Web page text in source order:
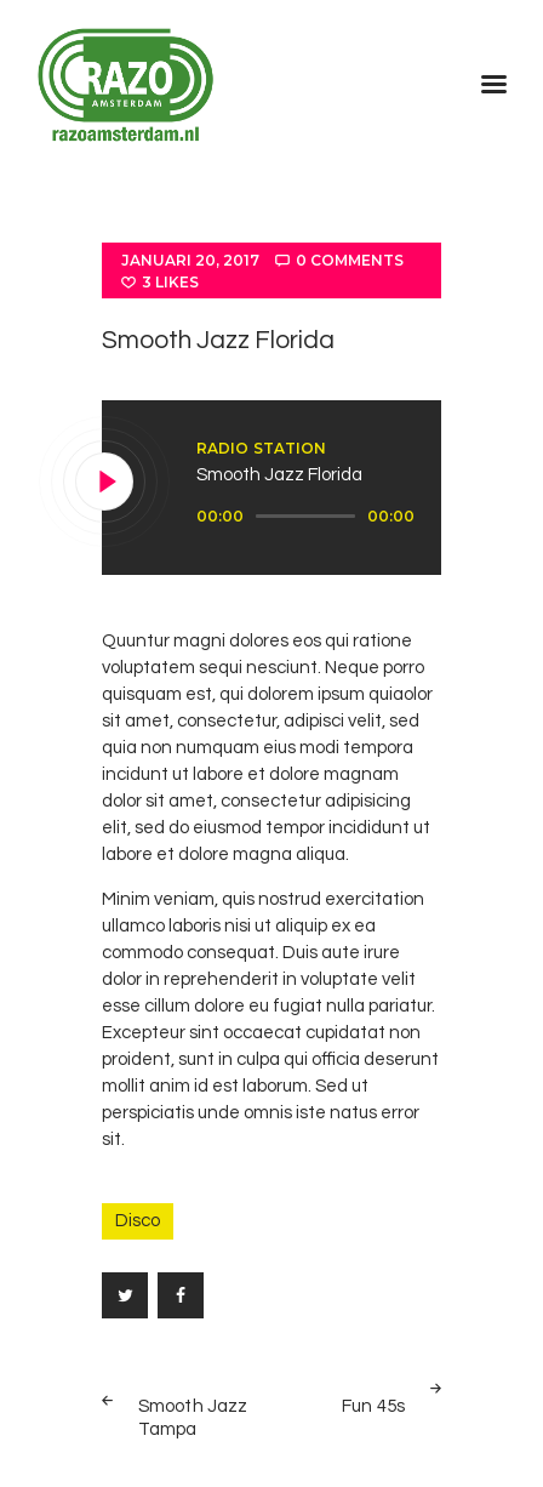
Home
Gallerij
JANUARI 20, 2017 0 COMMENTS
3 LIKES
Smooth Jazz Florida
RADIO STATION
Smooth Jazz Florida
00:00 00:00
Quuntur magni dolores eos qui ratione
voluptatem sequi nesciunt. Neque porro
quisquam est, qui dolorem ipsum quiaolor
sit amet, consectetur, adipisci velit, sed
quia non numquam eius modi tempora
incidunt ut labore et dolore magnam
dolor sit amet, consectetur adipisicing
elit, sed do eiusmod tempor incididunt ut
labore et dolore magna aliqua.
Minim veniam, quis nostrud exercitation
ullamco laboris nisi ut aliquip ex ea
commodo consequat. Duis aute irure
dolor in reprehenderit in voluptate velit
esse cillum dolore eu fugiat nulla pariatur.
Excepteur sint occaecat cupidatat non
proident, sunt in culpa qui officia deserunt
mollit anim id est laborum. Sed ut
perspiciatis unde omnis iste natus error
sit.
Disco
navigatie
POST
Smooth Jazz
Tampa
NEXT
POST
Fun 45s